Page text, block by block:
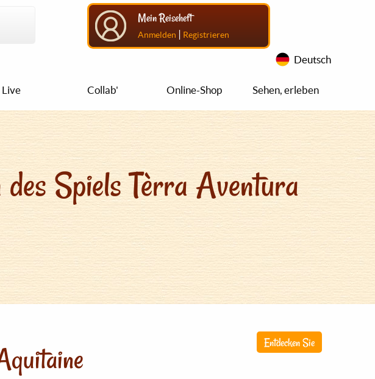
Mein Reiseheft
Anmelden | Registrieren
Deutsch
Live Collab' Online-Shop Sehen, erleben
Spiels Tèrra Aventura
Entdecken Sie